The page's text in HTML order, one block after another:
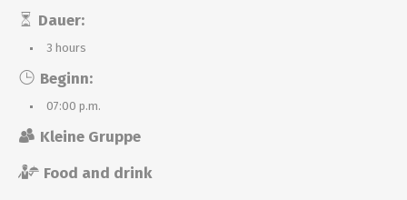
Dauer:
3 hours
Beginn:
07:00 p.m.
Kleine Gruppe
Food and drink